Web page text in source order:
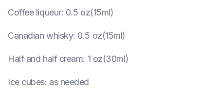
Coffee liqueur: 0.5 oz(15ml)
Canadian whisky: 0.5 oz(15ml)
Half and half cream: 1 oz(30ml)
Ice cubes: as needed